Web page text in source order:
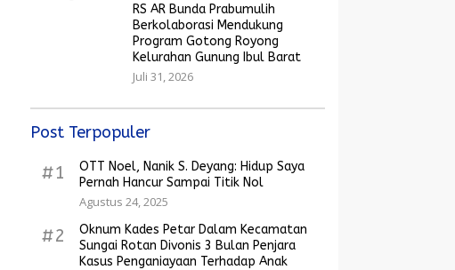
RS AR Bunda Prabumulih
Berkolaborasi Mendukung
Program Gotong Royong
Kelurahan Gunung Ibul Barat
Juli 31, 2026
Post Terpopuler
#1
OTT Noel, Nanik S. Deyang: Hidup Saya
Pernah Hancur Sampai Titik Nol
Agustus 24, 2025
#2
Oknum Kades Petar Dalam Kecamatan
Sungai Rotan Divonis 3 Bulan Penjara
Kasus Penganiayaan Terhadap Anak